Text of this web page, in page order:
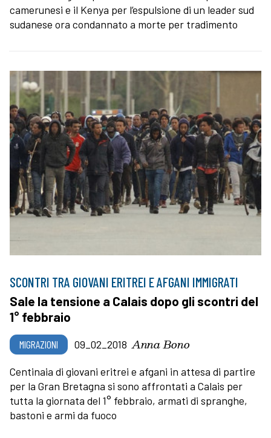
camerunesi e il Kenya per l’espulsione di un leader sud
sudanese ora condannato a morte per tradimento
SCONTRI TRA GIOVANI ERITREI E AFGANI IMMIGRATI
Sale la tensione a Calais dopo gli scontri del
1° febbraio
MIGRAZIONI 09_02_2018 Anna Bono
Centinaia di giovani eritrei e afgani in attesa di partire
per la Gran Bretagna si sono affrontati a Calais per
tutta la giornata del 1° febbraio, armati di spranghe,
bastoni e armi da fuoco